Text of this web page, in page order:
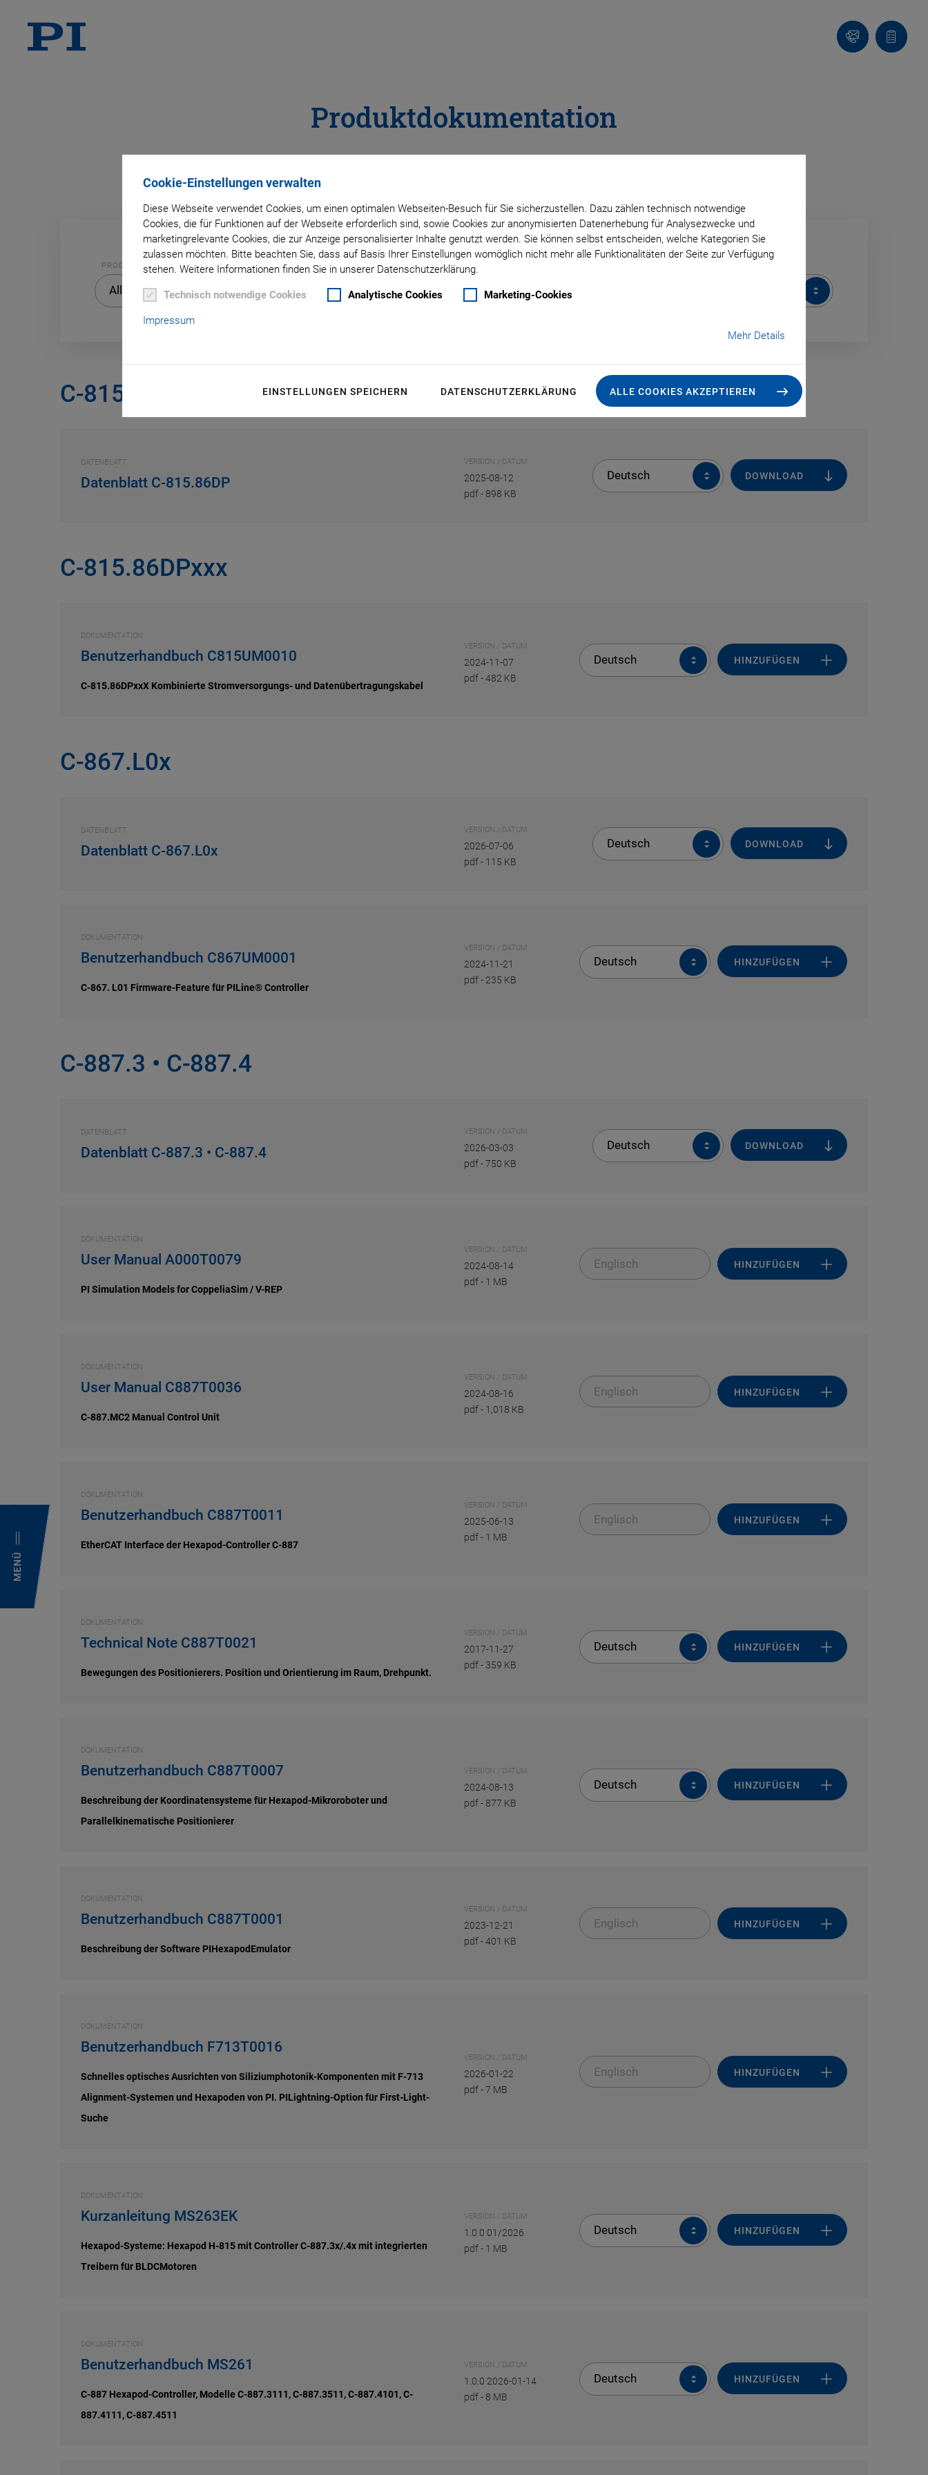
Cookie-Einstellungen verwalten
Diese Webseite verwendet Cookies, um einen optimalen Webseiten-Besuch für Sie sicherzustellen. Dazu zählen technisch notwendige
Cookies, die für Funktionen auf der Webseite erforderlich sind, sowie Cookies zur anonymisierten Datenerhebung für Analysezwecke und
marketingrelevante Cookies, die zur Anzeige personalisierter Inhalte genutzt werden. Sie können selbst entscheiden, welche Kategorien Sie
zulassen möchten. Bitte beachten Sie, dass auf Basis Ihrer Einstellungen womöglich nicht mehr alle Funktionalitäten der Seite zur Verfügung
stehen. Weitere Informationen finden Sie in unserer Datenschutzerklärung.
Technisch notwendige Cookies Analytische Cookies Marketing-Cookies
Impressum
Mehr Details
EINSTELLUNGEN SPEICHERN DATENSCHUTZERKLÄRUNG ALLE COOKIES AKZEPTIEREN
MENÜ
Kontakt
Produktdokumentation
PRODUKT
Alle
PRODUKT
DOKUMENTENTYP
Alle
C-815.86DP
DATENBLATT
Datenblatt C-815.86DP
VERSION / DATUM
2025-08-12
pdf- 898 KB
Deutsch DOWNLOAD
C-815.86DPxxx
DOKUMENTATION
Benutzerhandbuch C815UM0010
C-815.86DPxxX Kombinierte Stromversorgungs- und Datenübertragungskabel
VERSION / DATUM
2024-11-07
pdf-482 KB
Deutsch HINZUFÜGEN
C-867.L0x
DATENBLATT
Datenblatt C-867.L0x
VERSION / DATUM
2026-07-06
pdf- 115 KB
Deutsch DOWNLOAD
DOKUMENTATION
Benutzerhandbuch C867UM0001
C-867. L01 Firmware-Feature für PILine® Controller
VERSION / DATUM
2024-11-21
pdf- 235 KB
Deutsch HINZUFÜGEN
C-887.3 • C-887.4
DATENBLATT
Datenblatt C-887.3 • C-887.4
VERSION / DATUM
2026-03-03
pdf-750 KB
Deutsch DOWNLOAD
DOKUMENTATION
User Manual A000T0079
PI Simulation Models for CoppeliaSim / V-REP
VERSION / DATUM
2024-08-14
pdf- 1 MB
Englisch HINZUFÜGEN
DOKUMENTATION
User Manual C887T0036
C-887.MC2 Manual Control Unit
VERSION / DATUM
2024-08-16
pdf- 1,018 KB
Englisch HINZUFÜGEN
DOKUMENTATION
Benutzerhandbuch C887T0011
EtherCAT Interface der Hexapod-Controller C-887
VERSION / DATUM
2025-06-13
pdf- 1 MB
Englisch HINZUFÜGEN
DOKUMENTATION
Technical Note C887T0021
Bewegungen des Positionierers. Position und Orientierung im Raum, Drehpunkt.
VERSION / DATUM
2017-11-27
pdf- 359 KB
Deutsch HINZUFÜGEN
DOKUMENTATION
Benutzerhandbuch C887T0007
Beschreibung der Koordinatensysteme für Hexapod-Mikroroboter und
Parallelkinematische Positionierer
VERSION / DATUM
2024-08-13
pdf- 877 KB
Deutsch HINZUFÜGEN
DOKUMENTATION
Benutzerhandbuch C887T0001
Beschreibung der Software PIHexapodEmulator
VERSION / DATUM
2023-12-21
pdf-401 KB
Englisch HINZUFÜGEN
DOKUMENTATION
Benutzerhandbuch F713T0016
Schnelles optisches Ausrichten von Siliziumphotonik-Komponenten mit F-713
Alignment-Systemen und Hexapoden von PI. PILightning-Option für First-Light-
Suche
VERSION / DATUM
2026-01-22
pdf-7 MB
Englisch HINZUFÜGEN
DOKUMENTATION
Kurzanleitung MS263EK
Hexapod-Systeme: Hexapod H-815 mit Controller C-887.3x/.4x mit integrierten
Treibern für BLDCMotoren
VERSION / DATUM
1.0.0 01/2026
pdf- 1 MB
Deutsch HINZUFÜGEN
DOKUMENTATION
Benutzerhandbuch MS261
C-887 Hexapod-Controller, Modelle C-887.3111, C-887.3511, C-887.4101, C-
887.4111, C-887.4511
VERSION / DATUM
1.0.0 2026-01-14
pdf- 8 MB
Deutsch HINZUFÜGEN